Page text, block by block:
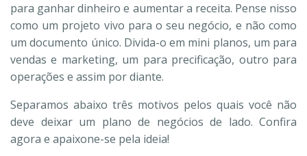
para ganhar dinheiro e aumentar a receita. Pense nisso
como um projeto vivo para o seu negócio, e não como
um documento único. Divida-o em mini planos, um para
vendas e marketing, um para precificação, outro para
operações e assim por diante.
Separamos abaixo três motivos pelos quais você não
deve deixar um plano de negócios de lado. Confira
agora e apaixone-se pela ideia!